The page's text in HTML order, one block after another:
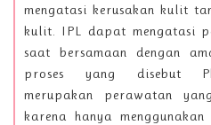
mengatasi kerusakan kulit
kulit. IPL dapat mengatasi
saat bersamaan dengan
proses yang disebut
merupakan perawatan
karena hanya